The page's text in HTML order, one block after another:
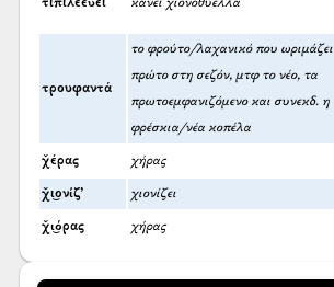
τιπιλεεύει κάνει χιονοθύελλα
τρουφαντά
το φρούτο/λαχανικό που ωριμάζει
πρώτο στη σεζόν, μτφ το νέο, τα
πρωτοεμφανιζόμενο και συνεκδ. η
φρέσκια/νέα κοπέλα
χ̌έρας χήρας
χ̌ι͜ονίζ’ χιονίζει
χ̌ι͜όρας χήρας